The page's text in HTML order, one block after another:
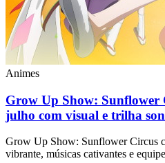
Animes
Grow Up Show: Sunflower
julho com visual e trilha
Grow Up Show: Sunflower Circus
vibrante, músicas cativantes e